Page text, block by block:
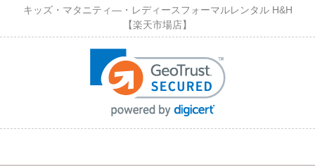
キッズ・マタニティ―・レディースフォーマルレンタル H&H
【楽天市場店】